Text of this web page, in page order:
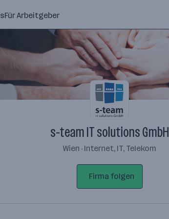
Für Arbeitgeber
s-team IT solutions GmbH
Wien · Internet, IT, Telekom
Firma folgen